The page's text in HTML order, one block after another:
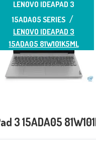
LENOVO IDEAPAD 3
15ADA05 SERIES
LENOVO IDEAPAD 3
15ADA05 81W101K5ML
3 15ADA05